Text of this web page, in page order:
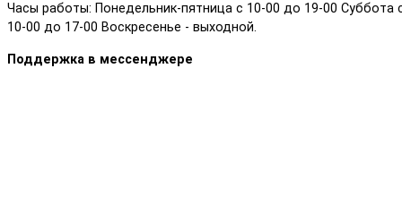
Часы работы: Понедельник-пятница с 10-00 до 19-00 Суббота
10-00 до 17-00 Воскресенье - выходной.
Поддержка в мессенджере